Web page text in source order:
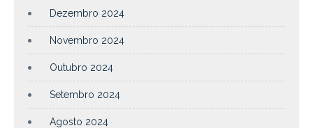
Dezembro 2024
Novembro 2024
Outubro 2024
Setembro 2024
Agosto 2024